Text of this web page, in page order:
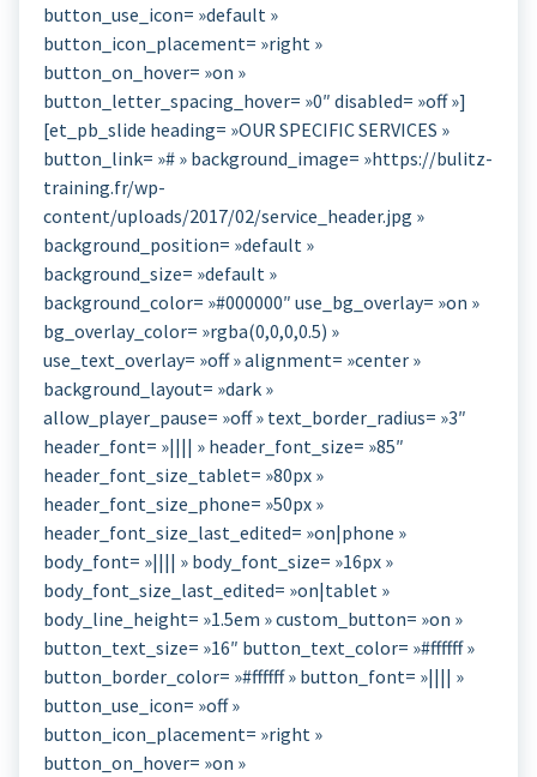
button_use_icon= »default »
button_icon_placement= »right »
button_on_hover= »on »
button_letter_spacing_hover= »0″ disabled= »off »]
[et_pb_slide heading= »OUR SPECIFIC SERVICES »
button_link= »# » background_image= »https://bulitz-
training.fr/wp-
content/uploads/2017/02/service_header.jpg »
background_position= »default »
background_size= »default »
background_color= »#000000″ use_bg_overlay= »on »
bg_overlay_color= »rgba(0,0,0,0.5) »
use_text_overlay= »off » alignment= »center »
background_layout= »dark »
allow_player_pause= »off » text_border_radius= »3″
header_font= »|||| » header_font_size= »85″
header_font_size_tablet= »80px »
header_font_size_phone= »50px »
header_font_size_last_edited= »on|phone »
body_font= »|||| » body_font_size= »16px »
body_font_size_last_edited= »on|tablet »
body_line_height= »1.5em » custom_button= »on »
button_text_size= »16″ button_text_color= »#ffffff »
button_border_color= »#ffffff » button_font= »|||| »
button_use_icon= »off »
button_icon_placement= »right »
button_on_hover= »on »